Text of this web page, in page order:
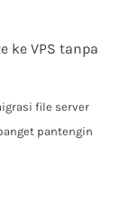
ke VPS tanpa
file server
pantengin